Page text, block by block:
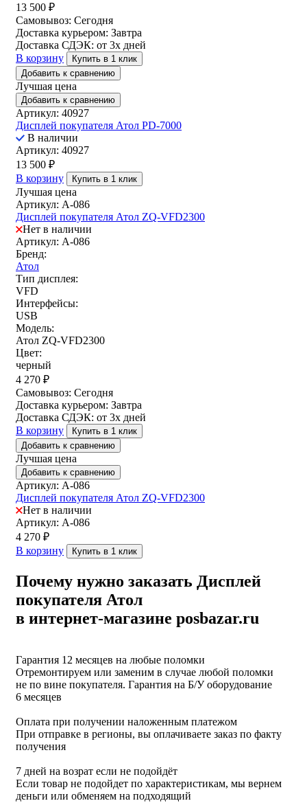
13 500 ₽
Самовывоз: Сегодня
Доставка курьером: Завтра
Доставка СДЭК: от 3х дней
В корзину
Купить в 1 клик
Добавить к сравнению
Лучшая цена
Добавить к сравнению
Артикул: 40927
Дисплей покупателя Атол PD-7000
В наличии
Артикул: 40927
13 500 ₽
В корзину
Купить в 1 клик
Лучшая цена
Артикул: A-086
Дисплей покупателя Атол ZQ-VFD2300
Нет в наличии
Артикул: A-086
Бренд:
Атол
Тип дисплея:
VFD
Интерфейсы:
USB
Модель:
Атол ZQ-VFD2300
Цвет:
черный
4 270 ₽
Самовывоз: Сегодня
Доставка курьером: Завтра
Доставка СДЭК: от 3х дней
В корзину
Купить в 1 клик
Добавить к сравнению
Лучшая цена
Добавить к сравнению
Артикул: A-086
Дисплей покупателя Атол ZQ-VFD2300
Нет в наличии
Артикул: A-086
4 270 ₽
В корзину
Купить в 1 клик
Почему нужно заказать Дисплей
покупателя Атол
в интернет-магазине posbazar.ru
Гарантия 12 месяцев на любые поломки
Отремонтируем или заменим в случае любой поломки
не по вине покупателя. Гарантия на Б/У оборудование
6 месяцев
Оплата при получении наложенным платежом
При отправке в регионы, вы оплачиваете заказ по факту
получения
7 дней на возрат если не подойдёт
Если товар не подойдет по характеристикам, мы вернем
деньги или обменяем на подходящий